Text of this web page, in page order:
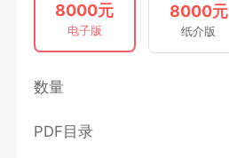
8000元
电子版
8000元
纸介版
数量
PDF目录